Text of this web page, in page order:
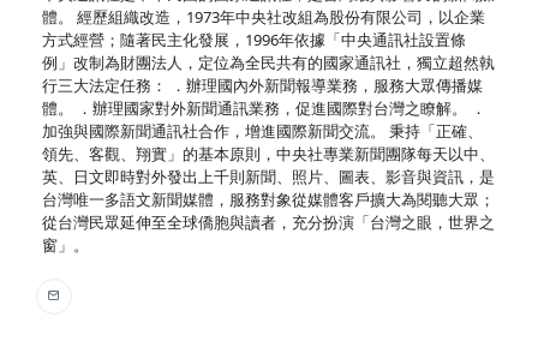
體。 經歷組織改造，1973年中央社改組為股份有限公司，以企業
方式經營；隨著民主化發展，1996年依據「中央通訊社設置條
例」改制為財團法人，定位為全民共有的國家通訊社，獨立超然執
行三大法定任務： ．辦理國內外新聞報導業務，服務大眾傳播媒
體。 ．辦理國家對外新聞通訊業務，促進國際對台灣之瞭解。 ．
加強與國際新聞通訊社合作，增進國際新聞交流。 秉持「正確、
領先、客觀、翔實」的基本原則，中央社專業新聞團隊每天以中、
英、日文即時對外發出上千則新聞、照片、圖表、影音與資訊，是
台灣唯一多語文新聞媒體，服務對象從媒體客戶擴大為閱聽大眾；
從台灣民眾延伸至全球僑胞與讀者，充分扮演「台灣之眼，世界之
窗」。